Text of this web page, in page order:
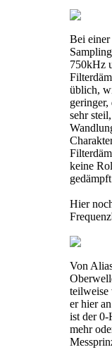
Bei
750kHz
üblich,
sehr
keine
Hier
Von
teilweise
er hier
ist der 0-
mehr